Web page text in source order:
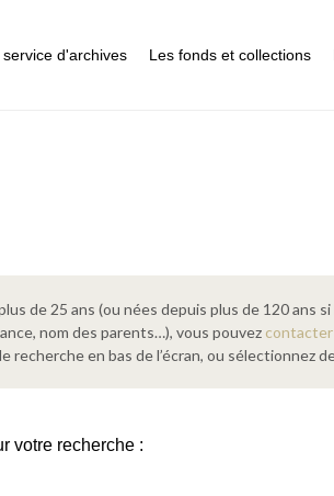
service d'archives Les fonds et collections
de 25 ans (ou nées depuis plus de 120 ans
nom des parents…), vous pouvez contacter
en bas de l’écran, ou sélectionnez
votre recherche :